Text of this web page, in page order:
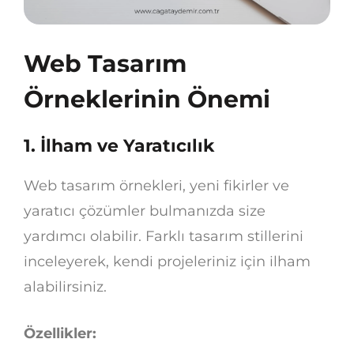
Web Tasarım
Örneklerinin Önemi
1. İlham ve Yaratıcılık
Web tasarım örnekleri, yeni fikirler ve
yaratıcı çözümler bulmanızda size
yardımcı olabilir. Farklı tasarım stillerini
inceleyerek, kendi projeleriniz için ilham
alabilirsiniz.
Özellikler: